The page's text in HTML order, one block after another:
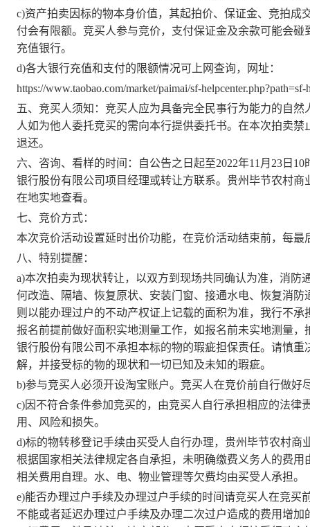
c)资产拍卖因标的物本身价值，其起拍价、保证金、竞拍
付会有限额。竞买人参与竞价，支付保证金及余款可能会
充值银行。
d)各大银行充值和支付的限额情况可上网查询，网址：
https://www.taobao.com/market/paimai/sf-
五、竞买人须知： 竞买人应为具备完全民事行为能力的自
人如为他人委托竞买的需向本行提供委托书。在本次拍卖禁
退还。
六、咨询、看样的时间：
自公告之日起至2022年11月 23 日 10
银行股份有限公司项目经理或转让方联系。 贵州毕节农村商
在地实地查看。
七、竞价方式：
本次竞价活动设置延时出价功能，在竞价活动结束前，每最
八、特别提醒：
a)本次拍卖为现状转让，以双方到现场共同确认为准，消防
何改造、隔墙、恢复原状、安装门窗、接通水电、恢复消防
则以能办理过户的不动产权证上记载的面积为准，我行不承
报名前提前做好面积实地测量工作，如报名前未实地测量，
银行股份有限公司 不承担本标的物的瑕疵担保责任。请慎重
解，并接受标的物的现状和一切已知及未知的瑕疵。
b)参与竞买人必须开设淘宝账户。竞买人在竞价前自行做
c)因不符合条件参加竞买的，由竞买人自行承担相应的法
用、风险和损失。
d)标的物转移登记手续由买受人自行办理， 贵州毕节农村商
根据国家相关法律规定各自承担 ， 未明确缴费义务人的费用
相关费用自理。水、电、物业管理等欠费均由买受人承担。
e)能否办理过户手续及办理过户手续的时间请竞买人在竞买
不能或者延迟办理过户手续及办理二次过户造成的费用增